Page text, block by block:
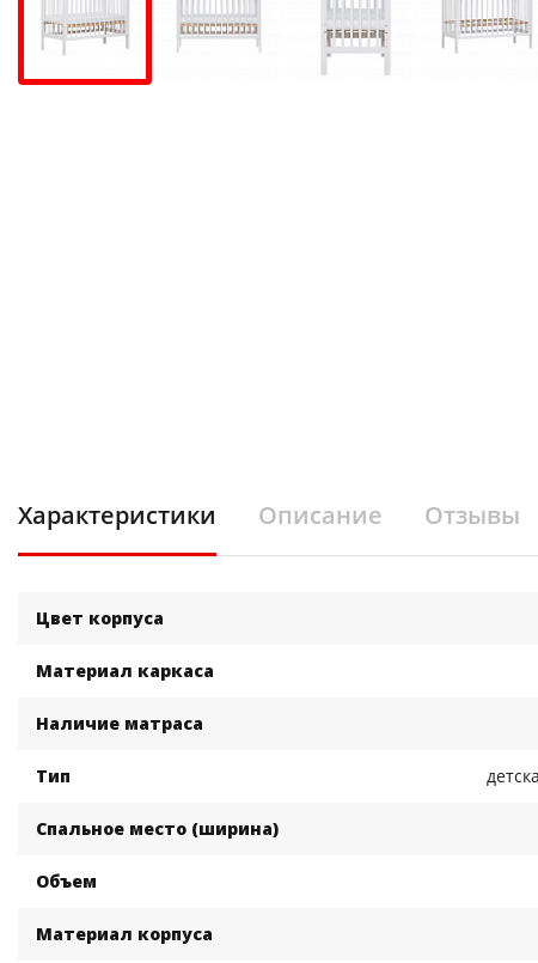
Характеристики Описание Отзывы
Цвет корпуса
Материал каркаса
Наличие матраса
Тип
Спальное место (ширина)
Объем
Материал корпуса